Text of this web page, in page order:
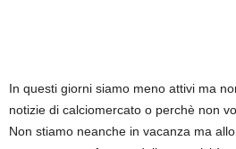
In questi giorni siamo meno attivi ma
notizie di calciomercato o perchè non
Non stiamo neanche in vacanza ma